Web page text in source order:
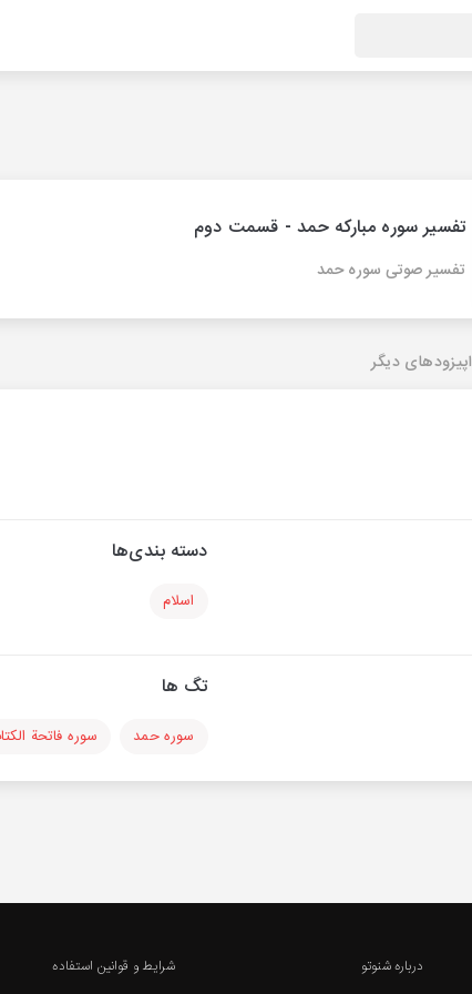
تفسیر سوره مبارکه حمد - قسمت دوم
تفسیر صوتی سوره حمد
اپیزودهای دیگر
دسته بندی‌ها
اسلام
تگ ها
سوره حمد سوره فاتحة
درباره شنوتو
شرایط و قوانین استفاده